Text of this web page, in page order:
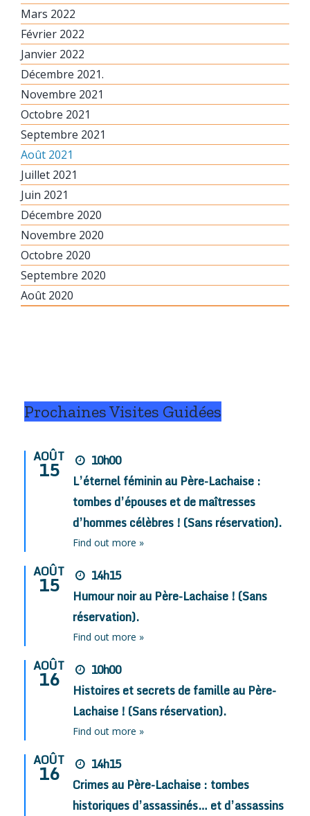
Mars 2022
Février 2022
Janvier 2022
Décembre 2021.
Novembre 2021
Octobre 2021
Septembre 2021
Août 2021
Juillet 2021
Juin 2021
Décembre 2020
Novembre 2020
Octobre 2020
Septembre 2020
Août 2020
Prochaines Visites Guidées
AOÛT
15
10h00
L’éternel féminin au Père-Lachaise :
tombes d’épouses et de maîtresses
d’hommes célèbres ! (Sans réservation).
Find out more »
AOÛT
15
14h15
Humour noir au Père-Lachaise ! (Sans
réservation).
Find out more »
AOÛT
16
10h00
Histoires et secrets de famille au Père-
Lachaise ! (Sans réservation).
Find out more »
AOÛT
16
14h15
Crimes au Père-Lachaise : tombes
historiques d’assassinés… et d’assassins